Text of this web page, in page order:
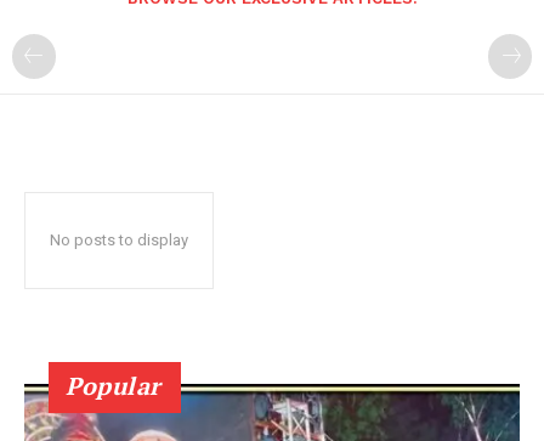
No posts to display
Popular